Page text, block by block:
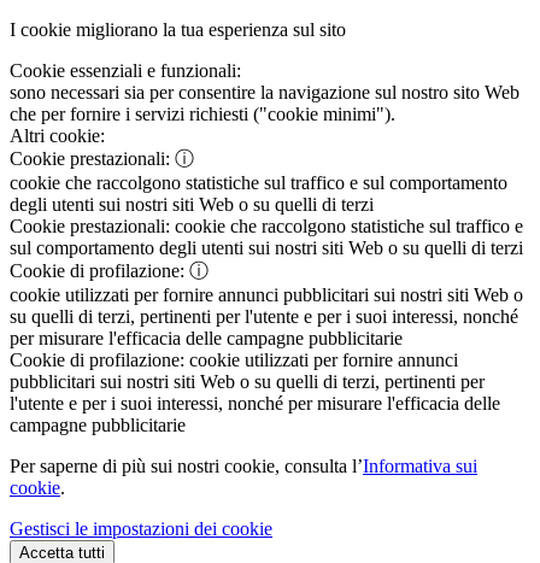
I cookie migliorano la tua esperienza sul sito
Cookie essenziali e funzionali:
sono necessari sia per consentire la navigazione sul nostro sito Web
che per fornire i servizi richiesti ("cookie minimi").
Altri cookie:
Cookie prestazionali: ⓘ
cookie che raccolgono statistiche sul traffico e sul comportamento
degli utenti sui nostri siti Web o su quelli di terzi
Cookie prestazionali: cookie che raccolgono statistiche sul traffico e
sul comportamento degli utenti sui nostri siti Web o su quelli di terzi
Cookie di profilazione: ⓘ
cookie utilizzati per fornire annunci pubblicitari sui nostri siti Web o
su quelli di terzi, pertinenti per l'utente e per i suoi interessi, nonché
per misurare l'efficacia delle campagne pubblicitarie
Cookie di profilazione: cookie utilizzati per fornire annunci
pubblicitari sui nostri siti Web o su quelli di terzi, pertinenti per
l'utente e per i suoi interessi, nonché per misurare l'efficacia delle
campagne pubblicitarie
Per saperne di più sui nostri cookie, consulta l’Informativa sui
cookie.
Gestisci le impostazioni dei cookie
Accetta tutti